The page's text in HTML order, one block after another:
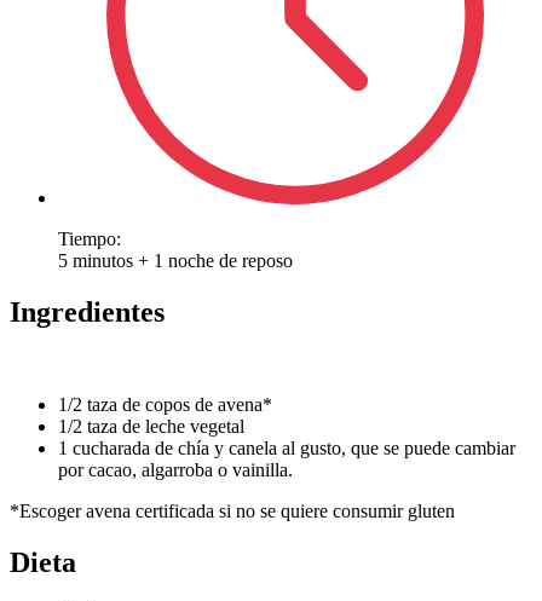
Tiempo:
5 minutos + 1 noche de reposo
Ingredientes
1/2 taza de copos de avena*
1/2 taza de leche vegetal
1 cucharada de chía y canela al gusto, que se puede cambiar
por cacao, algarroba o vainilla.
*Escoger avena certificada si no se quiere consumir gluten
Dieta